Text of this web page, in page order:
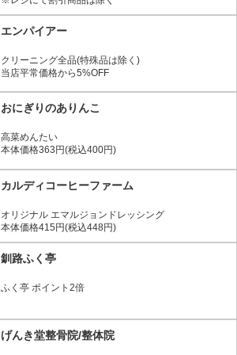
エンパイアー
クリーニング全品(特殊品は除く)
当店平常価格から5%OFF
おにぎりのありんこ
高菜めんたい
本体価格363円(税込400円)
カルディコーヒーファーム
オリジナル エマルジョンドレッシング
本体価格415円(税込448円)
釧路ふく亭
ふく亭 ポイント2倍
げんき堂整骨院/整体院